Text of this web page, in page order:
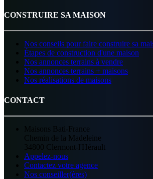
CONSTRUIRE SA MAISON
Nos conseils pour faire construire sa
Étapes de construction d'une maison
Nos annonces terrains à vendre
Nos annonces terrains + maisons
Nos réalisations de maisons
CONTACT
Maisons Bati-France
Chemin de la Madeleine
34800 Clermont-l'Hérault
Appelez-nous
Contactez votre agence
Nos conseiller(ères)